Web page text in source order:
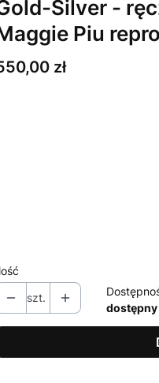
Silver -
Piu
zł
szt.
dostępny